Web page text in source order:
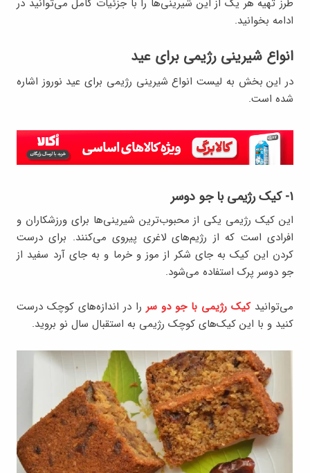
طرز تهیه هر یک از این شیرینی‌ها را با جزئیات کامل می‌توانید در
ادامه بخوانید.
انواع شیرینی رژیمی برای عید
در این بخش به لیست انواع شیرینی رژیمی برای عید نوروز اشاره
شده است.
۱- کیک رژیمی با جو دوسر
این کیک رژیمی یکی از محبوب‌ترین شیرینی‌ها برای ورزشکاران و
افرادی است که از رژیم‌های لاغری پیروی می‌کنند. برای درست
کردن این کیک به جای شکر از موز و خرما و به جای آرد سفید از
جو دوسر پرک استفاده می‌شود.
می‌توانیدکیک رژیمی با جو دو سر را در اندازه‌های کوچک درست
کنید و با این کیک‌های کوچک رژیمی به استقبال سال نو بروید.